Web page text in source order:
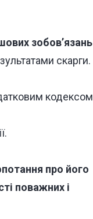
зобов’язань
скарги.
кодексом
про його
поважних і